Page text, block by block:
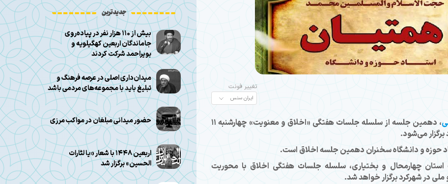
تغییر فونت
، دهمین جلسه از سلسله جلسات هفتگی «اخلاق و معنویت» چهارشنبه ۱۱
برگزار می‌شود.
حوزه و دانشگاه سخنران دهمین جلسه اخلاق است.
چهارمحال و بختیاری، سلسله جلسات هفتگی اخلاق با محوریت
در شهرکرد برگزار خواهد شد.
جدیدترین
بیش از ۱۱۰ هزار نفر در پیاده‌روی
جاماندگان اربعین کهگیلویه و
بویراحمد شرکت کردند
میدان‌داری اصلی در عرصه فرهنگ و
تبلیغ باید با مجموعه‌های مردمی باشد
حضور میدانی مبلغان در مواکب مرزی
اربعین ۱۴۴۸ با شعار «یا لثارات
الحسین» برگزار شد